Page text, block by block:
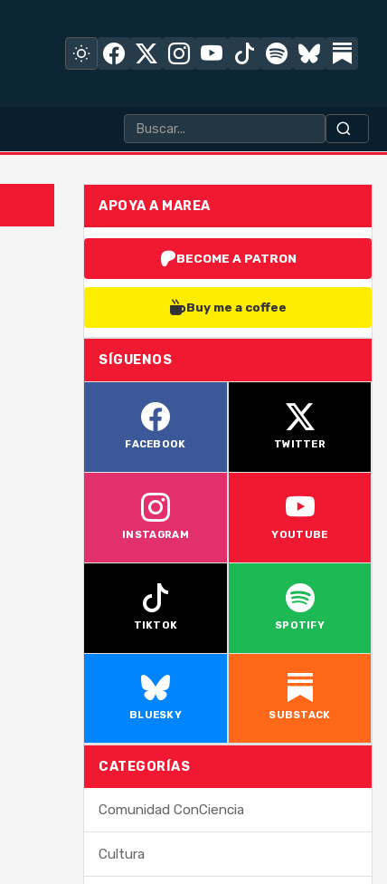
APOYA A MAREA
BECOME A PATRON
Buy me a coffee
SÍGUENOS
FACEBOOK TWITTER
INSTAGRAM YOUTUBE
TIKTOK SPOTIFY
BLUESKY SUBSTACK
CATEGORÍAS
Comunidad ConCiencia
Cultura